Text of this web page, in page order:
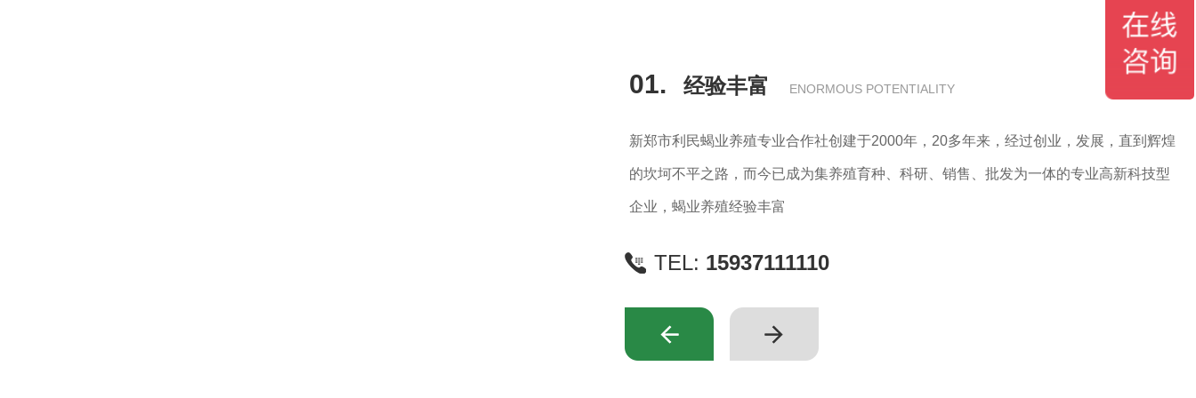
01. 经验丰富 ENORMOUS POTENTIALITY
新郑市利民蝎业养殖专业合作社创建于2000年，20多年来，经过创业，发展，直到辉煌
的坎坷不平之路，而今已成为集养殖育种、科研、销售、批发为一体的专业高新科技型
企业，蝎业养殖经验丰富
TEL: 15937111110